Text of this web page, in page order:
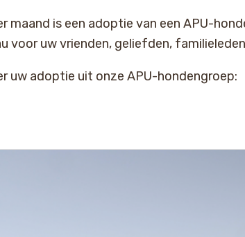
maand is een adoptie van een APU-
voor uw vrienden, geliefden,
uw adoptie uit onze APU-hondengroep: